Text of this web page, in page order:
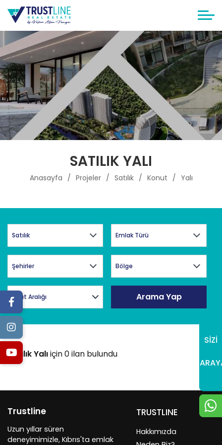
SATILIK YALI
Anasayfa Projeler Satılık Konut Yalı
SİZİ
Fiyat Aralığı Arama Yap
Satılık Yalıiçin 0 ilan bulundu
Trustline
Uzun yıllar süren
deneyimimizle, Kıbrıs'ta emlak
TRUSTLINE
Hakkımızda